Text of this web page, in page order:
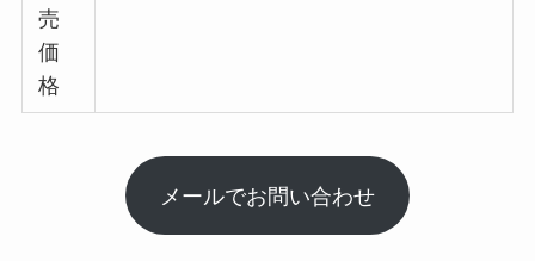
売
価
格
メールでお問い合わせ